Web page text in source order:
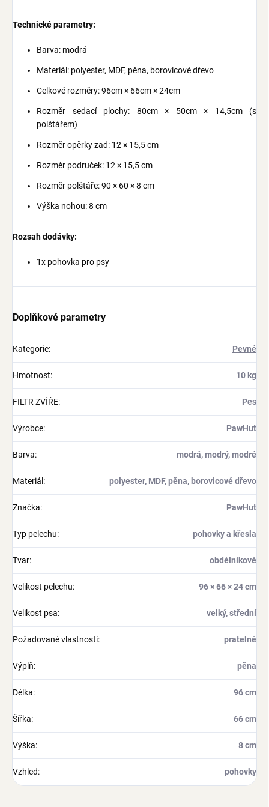
Technické parametry:
Barva: modrá
Materiál: polyester, MDF, pěna, borovicové dřevo
Celkové rozměry: 96cm × 66cm × 24cm
Rozměr sedací plochy: 80cm × 50cm × 14,5cm (s
polštářem)
Rozměr opěrky zad: 12 × 15,5 cm
Rozměr područek: 12 × 15,5 cm
Rozměr polštáře: 90 × 60 × 8 cm
Výška nohou: 8 cm
Rozsah dodávky:
1x pohovka pro psy
Doplňkové parametry
Kategorie: Pevné
Hmotnost: 10 kg
FILTR ZVÍŘE: Pes
Výrobce: PawHut
Barva: modrá, modrý, modré
Materiál : polyester, MDF, pěna, borovicové dřevo
Značka: PawHut
Typ pelechu: pohovky a křesla
Tvar: obdélníkové
Velikost pelechu: 96 × 66 × 24 cm
Velikost psa: velký, střední
Požadované vlastnosti: pratelné
Výplň: pěna
Délka: 96 cm
Šířka: 66 cm
Výška: 8 cm
Vzhled: pohovky